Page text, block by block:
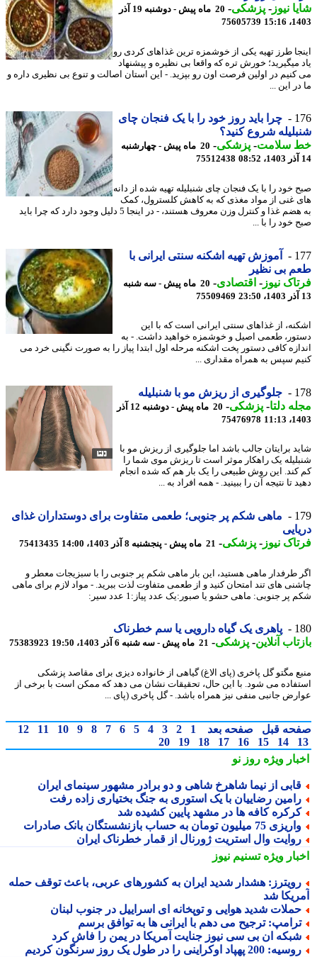
نیوز-پزشکی-
20 ماه پیش - دوشنبه 19 آذر
75605739
طرز تهیه یکی از خوشمزه ترین غذاهای کردی رو
میگیرید؛ خورش تره که واقعا بی نظیره و پیشنهاد
در اولین فرصت اون رو بپزید. - این استان اصالت و تنوع بی نظیری داره و
این ...
چرا باید روز خود را با یک فنجان چای
شروع کنید؟
سلامت-پزشکی-
20 ماه پیش - چهارشنبه
75512438
خود را با یک فنجان چای شنبلیله تهیه شده از دانه
غنی از مواد مغذی که به کاهش کلسترول، کمک
به هضم غذا و کنترل وزن معروف هستند، - در اینجا 5 دلیل وجود دارد که چرا باید
خود را با ...
آموزش تهیه اشکنه سنتی ایرانی با
بی نظیر
نیوز-اقتصادی-
20 ماه پیش - سه شنبه
75509469
از غذاهای سنتی ایرانی است که با این
طعمی اصیل و خوشمزه خواهید داشت. - به
کافی دستور پخت اشکنه مرحله اول ابتدا پیاز را به صورت نگینی خرد می
سپس به همراه مقداری ...
جلوگیری از ریزش مو با شنبلیله
دلتا -پزشکی-
20 ماه پیش - دوشنبه 12 آذر
75476978
برایتان جالب باشد اما جلوگیری از ریزش مو با
یک راهکار موثر است تا ریزش موی شما را
این روش طبیعی را یک بار هم که شده انجام
تا نتیجه آن را ببینید. - همه افراد به ...
ماهی شکم پر جنوبی؛ طعمی متفاوت برای دوستداران غذای
نیوز-پزشکی-21 ماه پیش - پنجشنبه 8 آذر 1403، 14:00 75413435
طرفدار ماهی هستید، این بار ماهی شکم پر جنوبی را با سبزیجات معطر و
های تند امتحان کنید و از طعمی متفاوت لذت ببرید. - مواد لازم برای ماهی
پر جنوبی: ماهی حشو یا صبور:یک عدد پیاز:1 عدد سیر:
پاهری یک گیاه دارویی یا سم خطرناک
آنلاین-پزشکی-21 ماه پیش - سه شنبه 6 آذر 1403، 19:50 75383923
مگتو گل پاخری (پای الاغ) گیاهی از خانواده دیزی برای مقاصد پزشکی
می شود. با این حال، تحقیقات نشان می دهد که ممکن است با برخی از
جانبی منفی نیز همراه باشد. - گل پاخری (پای ...
قبل صفحه بعد 1
2
3
4
5
6
7
8
9
10
11
12
14
15
16
17
18
19
20
ویژهروز نو
از نیما شاهرخ شاهی و دو برادر مشهور سینمای ایران
رضاییان با یک استوری به جنگ بختیاری زاده رفت
کافه ها در مشهد پایین کشیده شد
75 میلیون تومان به حساب بازنشستگان بانک صادرات
وال استریت ژورنال از قمار خطرناک ایران
ویژهتسنیم نیوز
هشدار شدید ایران به کشورهای عربی، باعث توقف حمله
شد
شدید هوایی و توپخانه ای اسراییل در جنوب لبنان
ترجیح می دهم با ایرانی ها به توافق برسم
ان بی سی نیوز جنایت آمریکا در یمن را فاش کرد
200 پهپاد اوکراینی را در طول یک روز سرنگون کردیم